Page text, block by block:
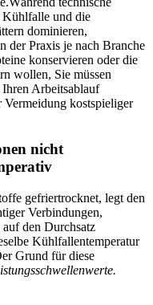
Kühlfalle und die
dominieren,
der Praxis je nach Branche
konservieren oder die
wollen, Sie müssen
Arbeitsablauf
Vermeidung kostspieliger
nicht
gefriertrocknet, legt den
Verbindungen,
den Durchsatz
Kühlfallentemperatur
Grund für diese